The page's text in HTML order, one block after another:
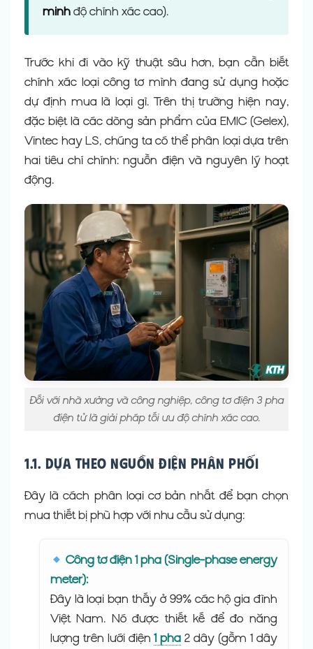
minh độ chính xác cao).
Trước khi đi vào kỹ thuật sâu hơn, bạn cần biết
chính xác loại công tơ mình đang sử dụng hoặc
dự định mua là loại gì. Trên thị trường hiện nay,
đặc biệt là các dòng sản phẩm của EMIC (Gelex),
Vintec hay LS, chúng ta có thể phân loại dựa trên
hai tiêu chí chính: nguồn điện và nguyên lý hoạt
động.
Đối với nhà xưởng và công nghiệp, công tơ điện 3 pha
điện tử là giải pháp tối ưu độ chính xác cao.
1.1. Dựa theo nguồn điện phân phối
Đây là cách phân loại cơ bản nhất để bạn chọn
mua thiết bị phù hợp với nhu cầu sử dụng:
Công tơ điện 1 pha (Single-phase energy
meter):
Đây là loại bạn thấy ở 99% các hộ gia đình
Việt Nam. Nó được thiết kế để đo năng
lượng trên lưới điện1 pha 2 dây (gồm 1 dây